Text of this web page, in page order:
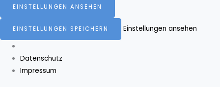
EINSTELLUNGEN ANSEHEN
EINSTELLUNGEN SPEICHERN Einstellungen ansehen
Datenschutz
Impressum